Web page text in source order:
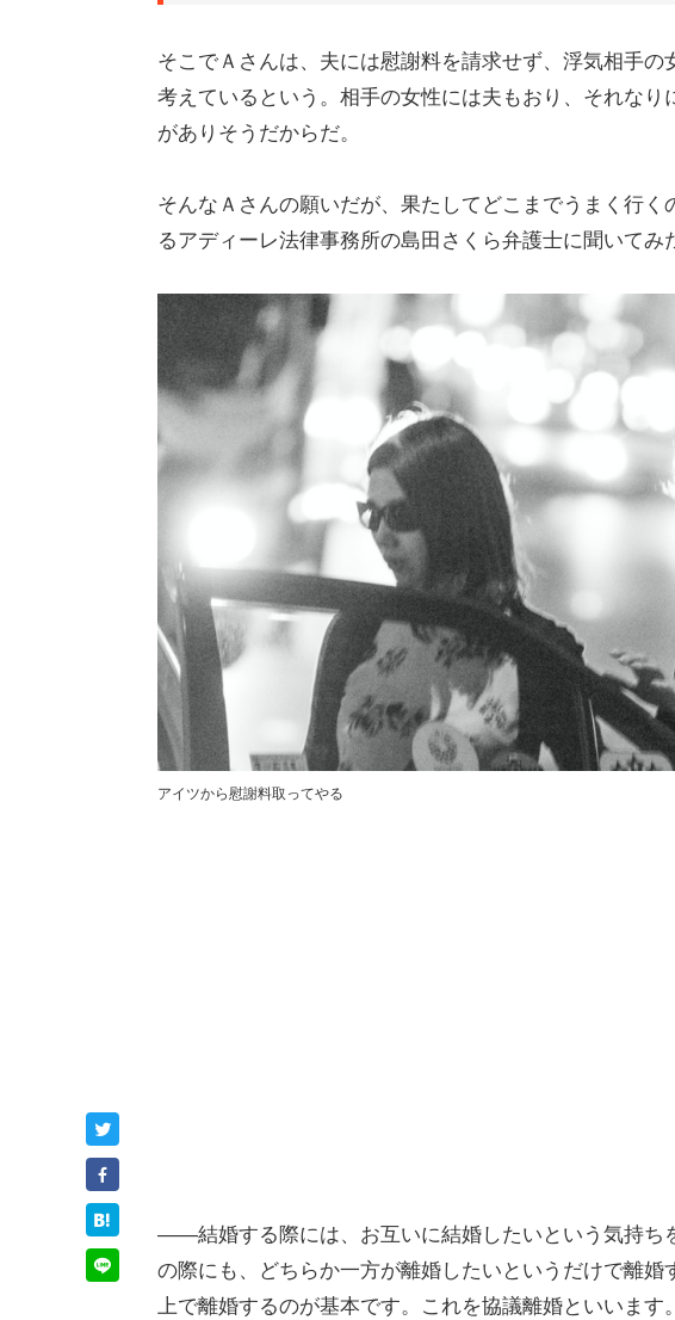
そこでＡさんは、夫には慰謝料を請求せず、浮気相手
考えているという。相手の女性には夫もおり、それな
がありそうだからだ。
そんなＡさんの願いだが、果たしてどこまでうまく行
るアディーレ法律事務所の島田さくら弁護士に聞いてみ
アイツから慰謝料取ってやる
――結婚する際には、お互いに結婚したいという気持ち
の際にも、どちらか一方が離婚したいというだけで離
上で離婚するのが基本です。これを協議離婚といいます。